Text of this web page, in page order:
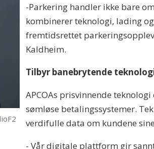
-Parkering handler ikke bare
kombinerer teknologi, lading
fremtidsrettet
Kaldheim.
Tilbyr banebrytende
APCOAs prisvinnende
sømløse betalingssystemer.
verdifulle data om kundene
- Vår digitale plattform gir